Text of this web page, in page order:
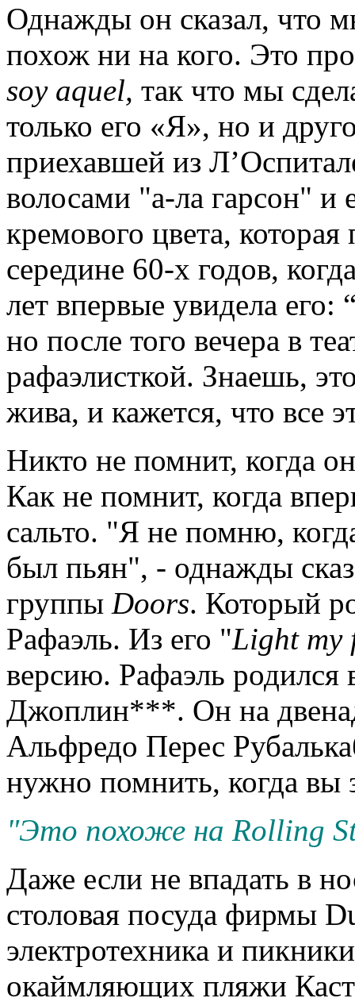
Однажды он сказал, что
похож ни на кого. Это
soy aquel, так что мы
только его «Я», но и
приехавшей из
волосами "а-ла гарсон" и
кремового цвета,
середине 60-х годов,
лет впервые увидела
но после того вечера в
рафаэлисткой. Знаешь,
жива, и кажется, что все
Никто не помнит, когда
Как не помнит, когда
сальто. "Я не помню,
был пьян", - однажды
группы Doors. Который
Рафаэль. Из его "Light my
версию. Рафаэль
Джоплин***. Он на
Альфредо Перес
нужно помнить, когда вы
"Это похоже на Rolling
Даже если не впадать в
столовая посуда фирмы
электротехника и
окаймляющих пляжи